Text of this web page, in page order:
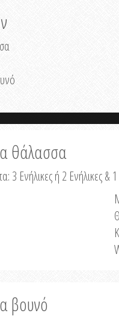
θάλασσα
3 Ενήλικες ή 2 Ενήλικες &
βουνό